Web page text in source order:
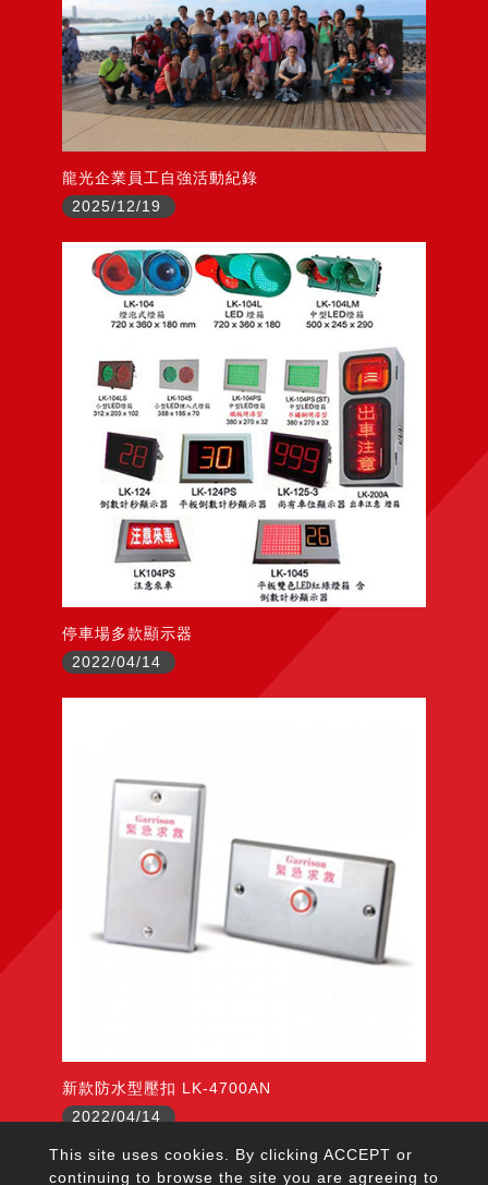
This site uses cookies. By clicking ACCEPT or
continuing to browse the site you are agreeing to
龍光企業員工自強活動紀錄
2025/12/19
停車場多款顯示器
2022/04/14
新款防水型壓扣 LK-4700AN
2022/04/14